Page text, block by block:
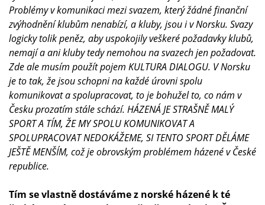
Problémy v komunikaci mezi svazem, který žádné finanční
zvýhodnění klubům nenabízí, a kluby, jsou i v Norsku. Svazy
logicky tolik peněz, aby uspokojily veškeré požadavky klubů,
nemají a ani kluby tedy nemohou na svazech jen požadovat.
Zde ale musím použít pojem KULTURA DIALOGU. V Norsku
je to tak, že jsou schopni na každé úrovni spolu
komunikovat a spolupracovat, to je bohužel to, co nám v
Česku prozatím stále schází. HÁZENÁ JE STRAŠNĚ MALÝ
SPORT A TÍM, ŽE MY SPOLU KOMUNIKOVAT A
SPOLUPRACOVAT NEDOKÁŽEME, SI TENTO SPORT DĚLÁME
JEŠTĚ MENŠÍM, což je obrovským problémem házené v České
republice.
Tím se vlastně dostáváme z norské házené k té